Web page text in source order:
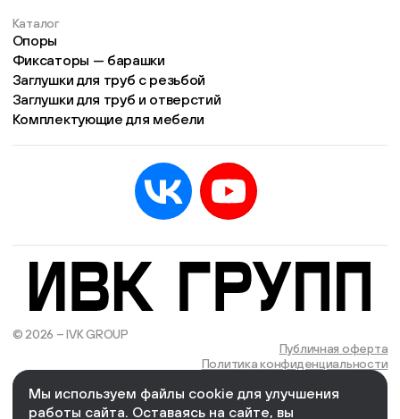
Каталог
Опоры
Фиксаторы — барашки
Заглушки для труб с резьбой
Заглушки для труб и отверстий
Комплектующие для мебели
© 2026 – IVK GROUP
Публичная оферта
Политика конфиденциальности
Cоздано и поддерживается в компании We Wizards
Мы используем файлы cookie для улучшения
работы сайта. Оставаясь на сайте, вы
Есть учётная запись? Войти